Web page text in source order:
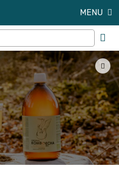
MENU